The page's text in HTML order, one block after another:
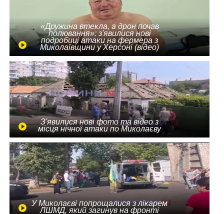
«Дружина втекла, а дрон почав
полювання»: з'явилися нові
подробиці атаки на фермера з
Миколаївщини у Херсоні (відео)
З'явилися нові фото та відео з
місця нічної атаки по Миколаєву
У Миколаєві попрощалися з лікарем
ЛШМД, який загинув на фронті